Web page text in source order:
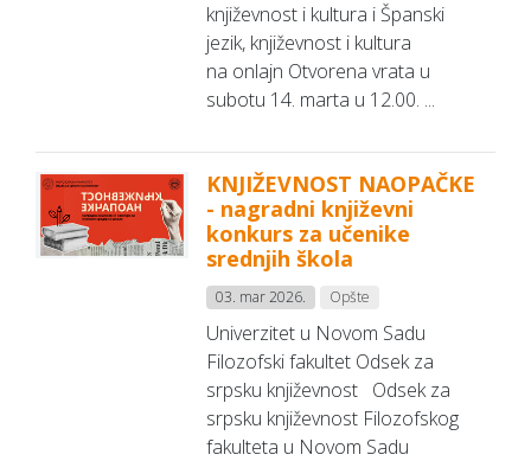
književnost i kultura i Španski
jezik, književnost i kultura
na onlajn Otvorena vrata u
subotu 14. marta u 12.00. ...
KNJIŽEVNOST NAOPAČKE
- nagradni književni
konkurs za učenike
srednjih škola
03. mar 2026. Opšte
Univerzitet u Novom Sadu
Filozofski fakultet Odsek za
srpsku književnost Odsek za
srpsku književnost Filozofskog
fakulteta u Novom Sadu